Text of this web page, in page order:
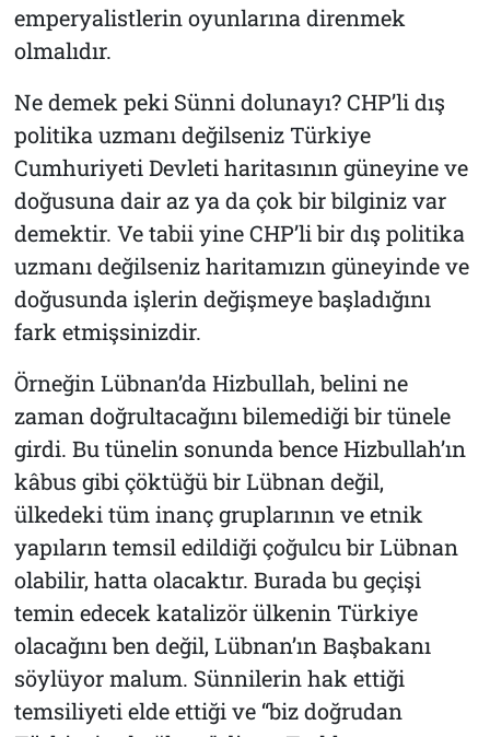
emperyalistlerin oyunlarına direnmek
olmalıdır.
Ne demek peki Sünni dolunayı? CHP’li dış
politika uzmanı değilseniz Türkiye
Cumhuriyeti Devleti haritasının güneyine ve
doğusuna dair az ya da çok bir bilginiz var
demektir. Ve tabii yine CHP’li bir dış politika
uzmanı değilseniz haritamızın güneyinde ve
doğusunda işlerin değişmeye başladığını
fark etmişsinizdir.
Örneğin Lübnan’da Hizbullah, belini ne
zaman doğrultacağını bilemediği bir tünele
girdi. Bu tünelin sonunda bence Hizbullah’ın
kâbus gibi çöktüğü bir Lübnan değil,
ülkedeki tüm inanç gruplarının ve etnik
yapıların temsil edildiği çoğulcu bir Lübnan
olabilir, hatta olacaktır. Burada bu geçişi
temin edecek katalizör ülkenin Türkiye
olacağını ben değil, Lübnan’ın Başbakanı
söylüyor malum. Sünnilerin hak ettiği
temsiliyeti elde ettiği ve “biz doğrudan